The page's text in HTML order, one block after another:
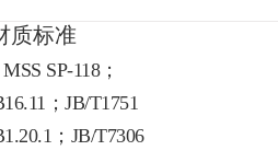
质标准
SP-118；
；JB/T1751
；JB/T7306